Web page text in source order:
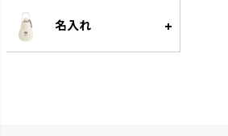
大容量なのにスリムなじょうろ
です。
名入れ